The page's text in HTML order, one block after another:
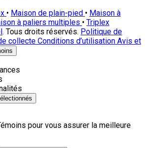
• Maison de plain-pied • Maison à
à paliers multiples • Triplex
. Tous droits réservés. Politique de
collecte Conditions d’utilisation Avis et
pour vous assurer la meilleure